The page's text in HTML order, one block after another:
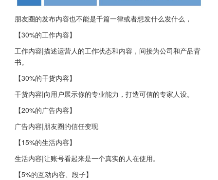
朋友圈的发布内容也不能是千篇一律或者想发什么发什么，
【30%的工作内容】
工作内容|描述运营人的工作状态和内容，间接为公司和产品背
书。
【30%的干货内容】
干货内容|向用户展示你的专业能力，打造可信的专家人设。
【20%的广告内容】
广告内容|朋友圈的信任变现
【15%的生活内容】
生活内容|让账号看起来是一个真实的人在使用。
【5%的互动内容、段子】